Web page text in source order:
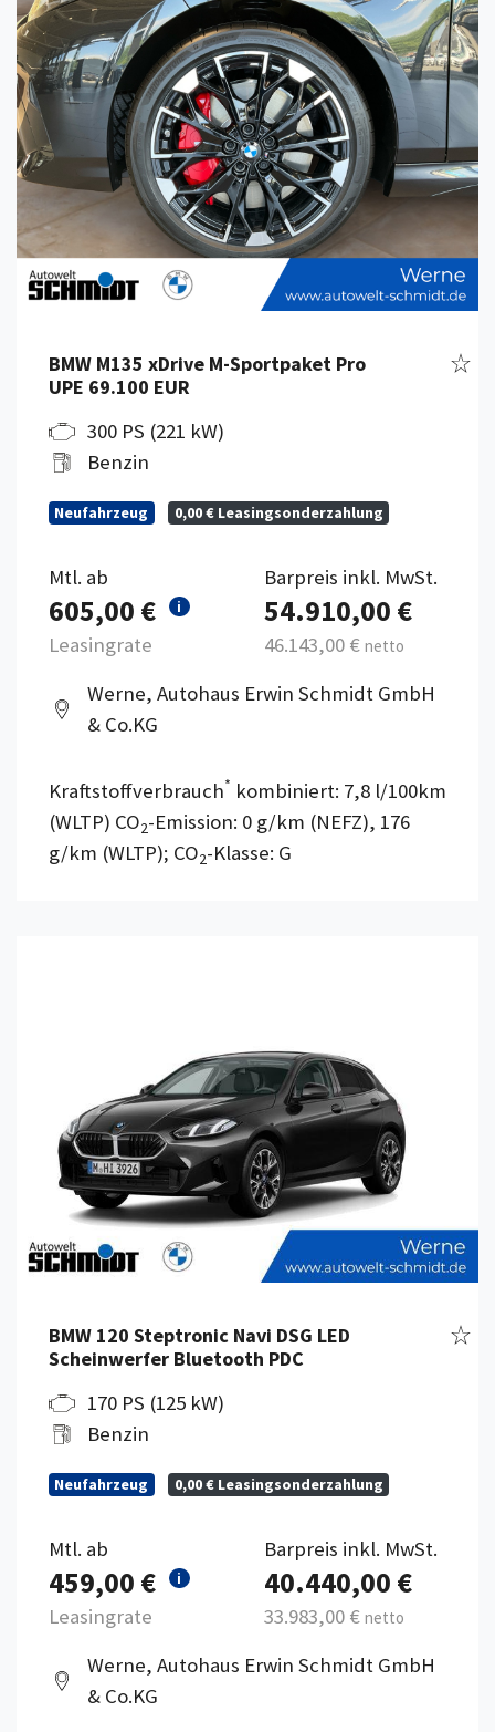
BMW M135 xDrive M-Sportpaket Pro
UPE 69.100 EUR
300 PS (221 kW)
Benzin
Neufahrzeug 0,00 € Leasingsonderzahlung
Mtl. ab
605,00 € i
Leasingrate
Barpreis inkl. MwSt.
54.910,00 €
46.143,00 € netto
Werne, Autohaus Erwin Schmidt GmbH
& Co.KG
Kraftstoffverbrauch* kombiniert: 7,8 l/100km
(WLTP) CO2-Emission: 0 g/km (NEFZ), 176
g/km (WLTP); CO2-Klasse: G
BMW 120 Steptronic Navi DSG LED
Scheinwerfer Bluetooth PDC
170 PS (125 kW)
Benzin
Neufahrzeug 0,00 € Leasingsonderzahlung
Mtl. ab
459,00 € i
Leasingrate
Barpreis inkl. MwSt.
40.440,00 €
33.983,00 € netto
Werne, Autohaus Erwin Schmidt GmbH
& Co.KG